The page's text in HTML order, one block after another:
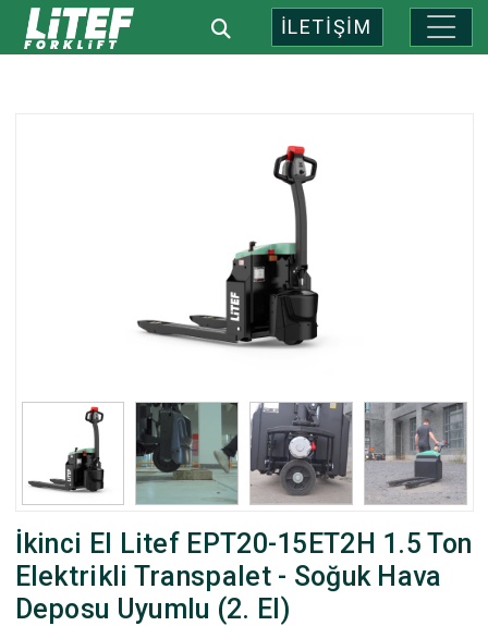
İLETİŞİM
İkinci El Litef EPT20-15ET2H 1.5 Ton
Elektrikli Transpalet - Soğuk Hava
Deposu Uyumlu (2. El)